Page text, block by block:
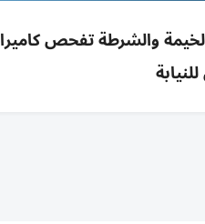
عاما فوق سيارة بشبرا الخيمة